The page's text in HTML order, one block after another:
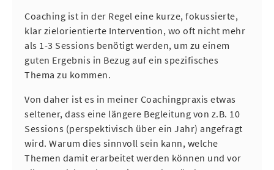
Coaching ist in der Regel eine kurze, fokussierte,
klar zielorientierte Intervention, wo oft nicht mehr
als 1-3 Sessions benötigt werden, um zu einem
guten Ergebnis in Bezug auf ein spezifisches
Thema zu kommen.
Von daher ist es in meiner Coachingpraxis etwas
seltener, dass eine längere Begleitung von z.B. 10
Sessions (perspektivisch über ein Jahr) angefragt
wird. Warum dies sinnvoll sein kann, welche
Themen damit erarbeitet werden können und vor